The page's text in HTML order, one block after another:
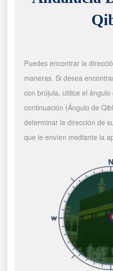
Puedes encontrar la
maneras. Si desea
con brújula, utilice el
continuación (Ángulo de
determinar la dirección de
que le envíen mediante la